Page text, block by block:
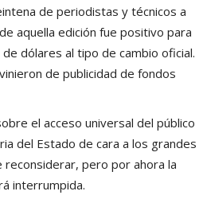
de periodistas y técnicos a
aquella edición fue positivo para
dólares al tipo de cambio oficial.
de publicidad de fondos
el acceso universal del público
del Estado de cara a los grandes
pero por ahora la
interrumpida.